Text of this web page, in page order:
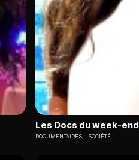
Les Docs du week-end
DOCUMENTAIRES SOCIÉTÉ